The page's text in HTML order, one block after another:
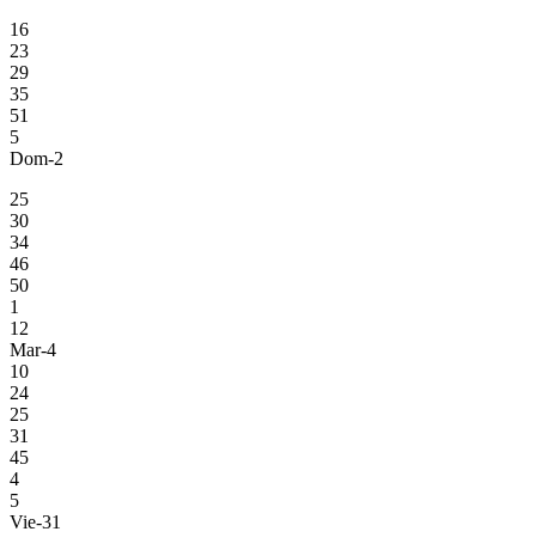
16
23
29
35
51
5
Dom-2
25
30
34
46
50
1
12
Mar-4
10
24
25
31
45
4
5
Vie-31